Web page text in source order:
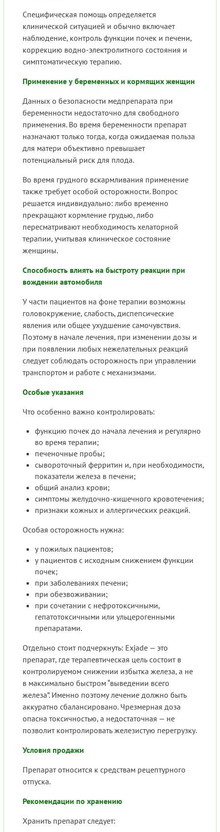
Специфическая помощь определяется
клинической ситуацией и обычно включает
наблюдение, контроль функции почек и печени,
коррекцию водно-электролитного состояния и
симптоматическую терапию.
Применение у беременных и кормящих женщин
Данных о безопасности медпрепарата при
беременности недостаточно для свободного
применения. Во время беременности препарат
назначают только тогда, когда ожидаемая польза
для матери объективно превышает
потенциальный риск для плода.
Во время грудного вскармливания применение
также требует особой осторожности. Вопрос
решается индивидуально: либо временно
прекращают кормление грудью, либо
пересматривают необходимость хелаторной
терапии, учитывая клиническое состояние
женщины.
Способность влиять на быстроту реакции при
вождении автомобиля
У части пациентов на фоне терапии возможны
головокружение, слабость, диспепсические
явления или общее ухудшение самочувствия.
Поэтому в начале лечения, при изменении дозы и
при появлении любых нежелательных реакций
следует соблюдать осторожность при управлении
транспортом и работе с механизмами.
Особые указания
Что особенно важно контролировать:
функцию почек до начала лечения и регулярно
во время терапии;
печеночные пробы;
сывороточный ферритин и, при необходимости,
показатели железа в печени;
общий анализ крови;
симптомы желудочно-кишечного кровотечения;
признаки кожных и аллергических реакций.
Особая осторожность нужна:
у пожилых пациентов;
у пациентов с исходным снижением функции
почек;
при заболеваниях печени;
при обезвоживании;
при сочетании с нефротоксичными,
гепатотоксичными или ульцерогенными
препаратами.
Отдельно стоит подчеркнуть: Exjade — это
препарат, где терапевтическая цель состоит в
контролируемом снижении избытка железа, а не
в максимально быстром “выведении всего
железа”. Именно поэтому лечение должно быть
аккуратно сбалансировано. Чрезмерная доза
опасна токсичностью, а недостаточная — не
позволит контролировать железистую перегрузку.
Условия продажи
Препарат относится к средствам рецептурного
отпуска.
Рекомендации по хранению
Хранить препарат следует: